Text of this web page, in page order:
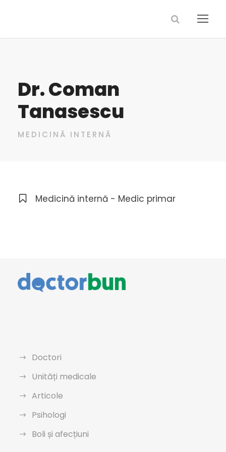
Dr. Coman
Tanasescu
MEDICINĂ INTERNĂ
Medicină internă - Medic primar
Doctori
Unități medicale
Articole
Psihologi
Boli și afecțiuni